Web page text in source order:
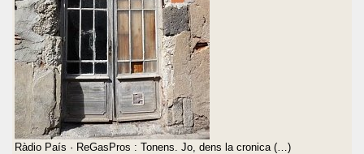
Ràdio País · ReGasPros : Tonens. Jo, dens la cronica (…)